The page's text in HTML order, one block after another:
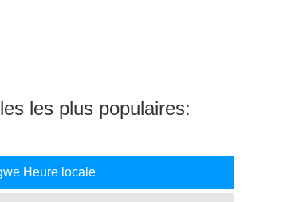
les plus populaires:
Heure locale